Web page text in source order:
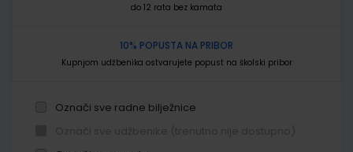
do 12 rata bez kamata
10% POPUSTA NA PRIBOR
Kupnjom udžbenika ostvarujete popust na školski pribor
Označi sve radne bilježnice